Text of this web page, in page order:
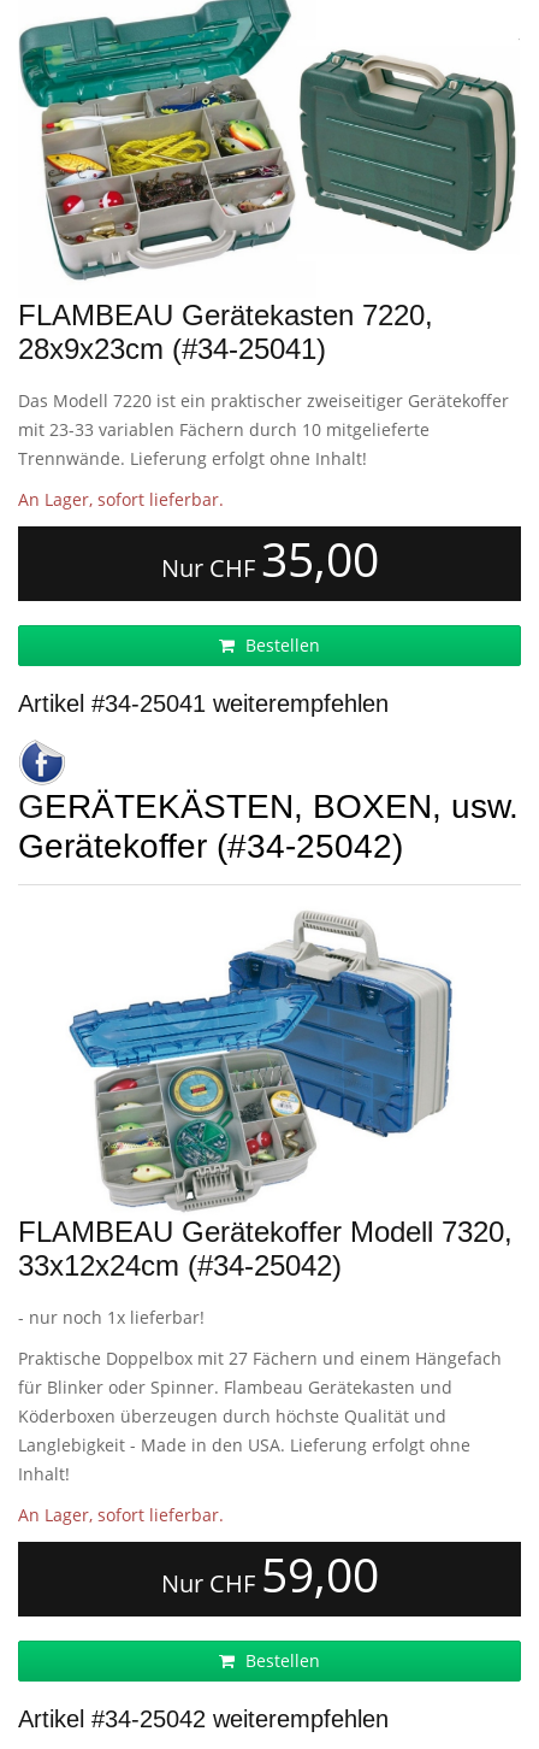
FLAMBEAU Gerätekasten 7220,
28x9x23cm (#34-25041)
Das Modell 7220 ist ein praktischer zweiseitiger Gerätekoffer
mit 23-33 variablen Fächern durch 10 mitgelieferte
Trennwände. Lieferung erfolgt ohne Inhalt!
An Lager, sofort lieferbar.
Nur CHF 35,00
Bestellen
Artikel #34-25041 weiterempfehlen
GERÄTEKÄSTEN, BOXEN, usw.
Gerätekoffer (#34-25042)
FLAMBEAU Gerätekoffer Modell 7320,
33x12x24cm (#34-25042)
- nur noch 1x lieferbar!
Praktische Doppelbox mit 27 Fächern und einem Hängefach
für Blinker oder Spinner. Flambeau Gerätekasten und
Köderboxen überzeugen durch höchste Qualität und
Langlebigkeit - Made in den USA. Lieferung erfolgt ohne
Inhalt!
An Lager, sofort lieferbar.
Nur CHF 59,00
Bestellen
Artikel #34-25042 weiterempfehlen